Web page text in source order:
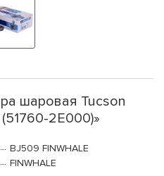
шаровая Tucson
2E000)»
BJ509 FINWHALE
FINWHALE